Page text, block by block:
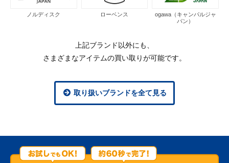
ノルディスク ローベンス
ogawa（キャンパルジャ
パン）
上記ブランド以外にも、
さまざまなアイテムの買い取りが可能です。
取り扱いブランドを全て見る